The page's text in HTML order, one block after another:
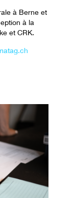
à Berne et
à la
et CRK.